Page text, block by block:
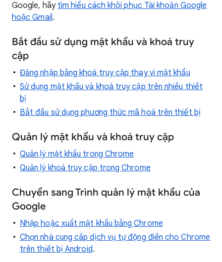
Google, hãy tìm hiểu cách khôi phục Tài khoản Google
hoặc Gmail.
Bắt đầu sử dụng mật khẩu và khoá truy
cập
Đăng nhập bằng khoá truy cập thay vì mật khẩu
Sử dụng mật khẩu và khoá truy cập trên nhiều thiết
bị
Bắt đầu sử dụng phương thức mã hoá trên thiết bị
Quản lý mật khẩu và khoá truy cập
Quản lý mật khẩu trong Chrome
Quản lý khoá truy cập trong Chrome
Chuyển sang Trình quản lý mật khẩu của
Google
Nhập hoặc xuất mật khẩu bằng Chrome
Chọn nhà cung cấp dịch vụ tự động điền cho Chrome
trên thiết bị Android.